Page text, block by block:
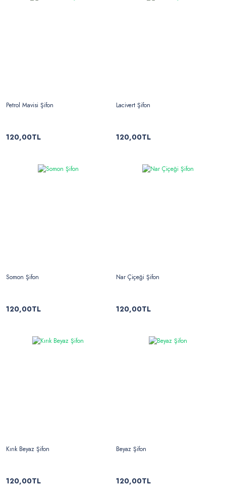
Petrol Mavisi Şifon
120,00TL
Lacivert Şifon
120,00TL
Somon Şifon
120,00TL
Nar Çiçeği Şifon
120,00TL
Kırık Beyaz Şifon
120,00TL
Beyaz Şifon
120,00TL